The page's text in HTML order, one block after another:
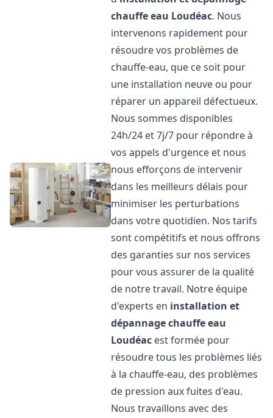
chauffe eau Loudéac. Nous
intervenons rapidement pour
résoudre vos problèmes de
chauffe-eau, que ce soit pour
une installation neuve ou pour
réparer un appareil défectueux.
Nous sommes disponibles
24h/24 et 7j/7 pour répondre à
vos appels d'urgence et nous
nous efforçons de intervenir
dans les meilleurs délais pour
minimiser les perturbations
dans votre quotidien. Nos tarifs
sont compétitifs et nous offrons
des garanties sur nos services
pour vous assurer de la qualité
de notre travail. Notre équipe
d'experts en installation et
dépannage chauffe eau
Loudéac est formée pour
résoudre tous les problèmes liés
à la chauffe-eau, des problèmes
de pression aux fuites d'eau.
Nous travaillons avec des